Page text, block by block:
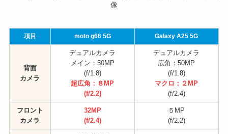
像
項目 moto g66 5G Galaxy A25 5G
背面
カメラ
デュアルカメラ
メイン：50MP
(f/1.8)
超広角：８MP
(f/2.2)
デュアルカメラ
広角：50MP
(f/1.8)
マクロ：２MP
(f/2.4)
フロント
カメラ
32MP
(f/2.4)
５MP
(f/2.2)